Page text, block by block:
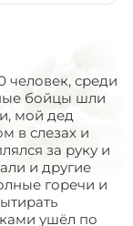
человек, среди
бойцы шли
мой дед
в слезах и
за руку и
и другие
горечи и
ушёл по